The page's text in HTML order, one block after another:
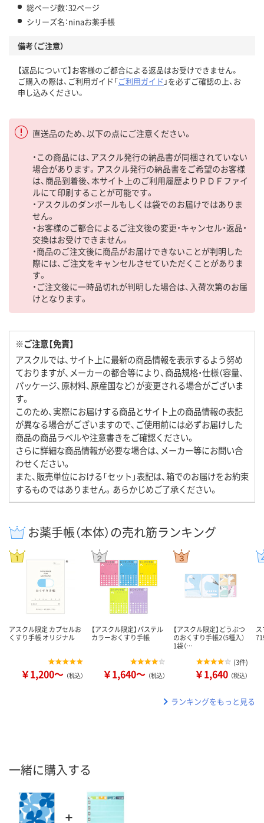
総ページ数：32ページ
シリーズ名：ninaお薬手帳
備考（ご注意）
【返品について】お客様のご都合による返品はお受けできません。
ご購入の際は、ご利用ガイド「ご利用ガイド 」を必ずご確認の上、お
申し込みください。
直送品のため、以下の点にご注意ください。
・この商品には、アスクル発行の納品書が同梱されていない
場合があります。アスクル発行の納品書をご希望のお客様
は、商品到着後、本サイト上のご利用履歴よりＰＤＦファイ
ルにて印刷することが可能です。
・アスクルのダンボールもしくは袋でのお届けではありま
せん。
・お客様のご都合によるご注文後の変更・キャンセル・返品・
交換はお受けできません。
・商品のご注文後に商品がお届けできないことが判明した
際には、ご注文をキャンセルさせていただくことがありま
す。
・ご注文後に一時品切れが判明した場合は、入荷次第のお届
けとなります。
※ご注意【免責】
アスクルでは、サイト上に最新の商品情報を表示するよう努め
ておりますが、メーカーの都合等により、商品規格・仕様（容量、
パッケージ、原材料、原産国など）が変更される場合がございま
す。
このため、実際にお届けする商品とサイト上の商品情報の表記
が異なる場合がございますので、ご使用前には必ずお届けした
商品の商品ラベルや注意書きをご確認ください。
さらに詳細な商品情報が必要な場合は、メーカー等にお問い合
わせください。
また、販売単位における「セット」表記は、箱でのお届けをお約束
するものではありません。あらかじめご了承ください。
お薬手帳（本体）の売れ筋ランキング
アスクル限定 カプセルお
くすり手帳 オリジナル
￥1,200～ （税込）
【アスクル限定】パステル
カラーおくすり手帳
￥1,640～ （税込）
【アスクル限定】どうぶつ
のおくすり手帳2（5種入）
1袋（…
(3件)
￥1,640 （税込）
ランキングをもっと見る
一緒に購入する